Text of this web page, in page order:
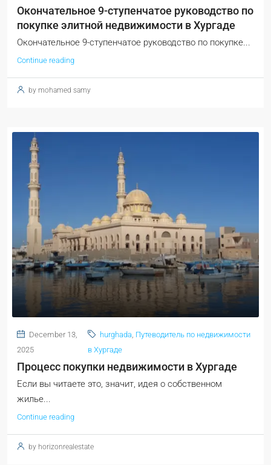
Окончательное 9-ступенчатое руководство по
покупке элитной недвижимости в Хургаде
Окончательное 9-ступенчатое руководство по покупке...
Continue reading
by mohamed samy
December 13,
2025
hurghada, Путеводитель по недвижимости
в Хургаде
Процесс покупки недвижимости в Хургаде
Если вы читаете это, значит, идея о собственном
жилье...
Continue reading
by horizonrealestate